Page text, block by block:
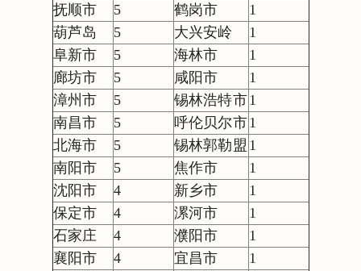
抚顺市
5 鹤岗市
1
葫芦岛
5 大兴安岭
1
阜新市
5 海林市
1
廊坊市
5 咸阳市
1
漳州市
5 锡林浩特市1
南昌市
5 呼伦贝尔市1
北海市
5 锡林郭勒盟 1
南阳市
5 焦作市
1
沈阳市
4 新乡市
1
保定市
4 漯河市
1
石家庄
4 濮阳市
1
襄阳市
4 宜昌市
1